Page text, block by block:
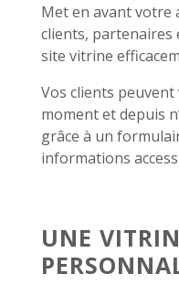
Met en avant votre
clients, partenaires
site vitrine
Vos clients
moment et depuis
grâce à un
informations
UNE